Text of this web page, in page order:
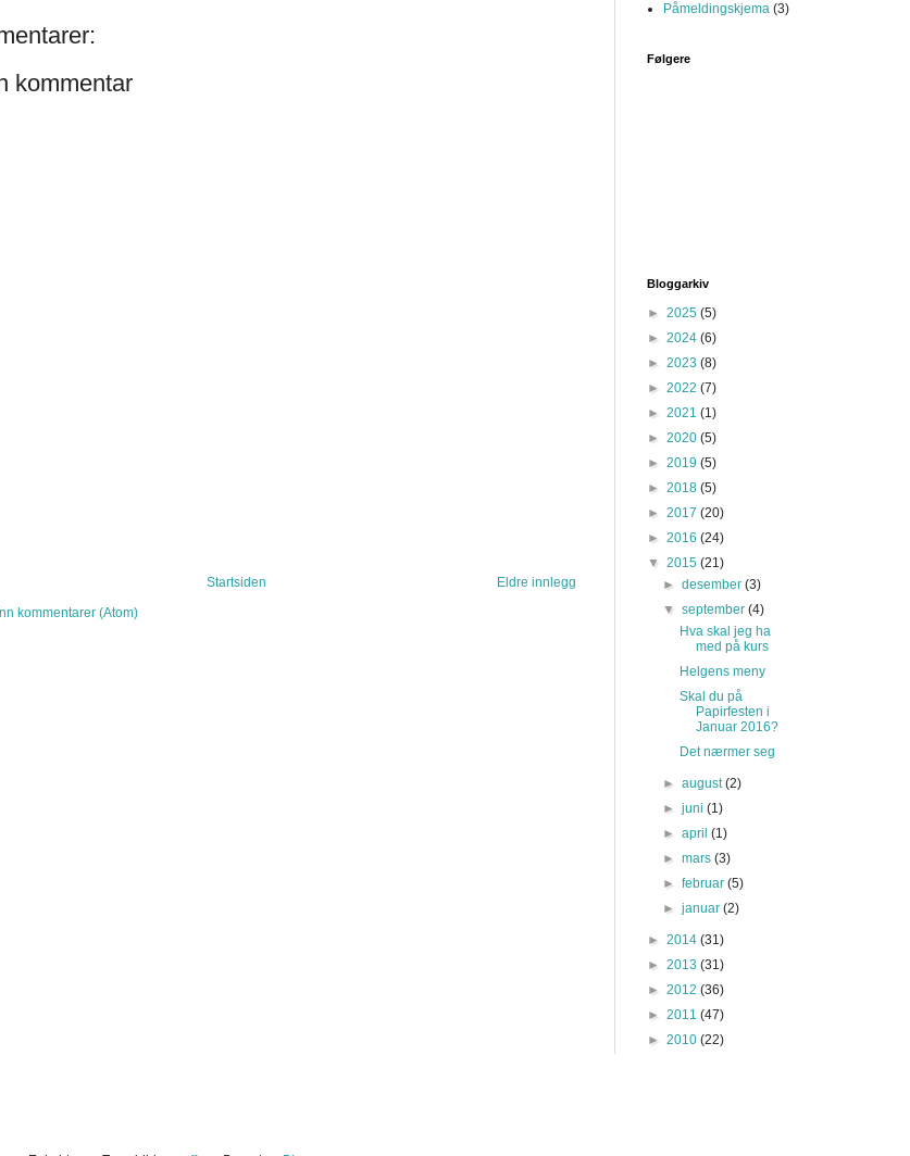
kommentar
Eldre innlegg
Startsiden
kommentarer (Atom)
Påmeldingskjema (3)
Følgere
Bloggarkiv
► 2025 (5)
► 2024 (6)
► 2023 (8)
► 2022 (7)
► 2021 (1)
► 2020 (5)
► 2019 (5)
► 2018 (5)
► 2017 (20)
► 2016 (24)
▼ 2015 (21)
►desember(3)
▼september(4)
Hva skal jeg ha
med på kurs
Helgens meny
Skal du på
Papirfesten i
Januar 2016?
Det nærmer seg
►august(2)
►juni(1)
►april(1)
►mars(3)
►februar(5)
►januar(2)
► 2014 (31)
► 2013 (31)
► 2012 (36)
► 2011 (47)
► 2010 (22)